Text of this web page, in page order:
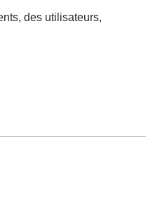
des utilisateurs,